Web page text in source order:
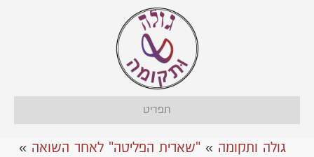
תפריט
גולה ותקומה » "שארית הפליטה" לאחר השואה »